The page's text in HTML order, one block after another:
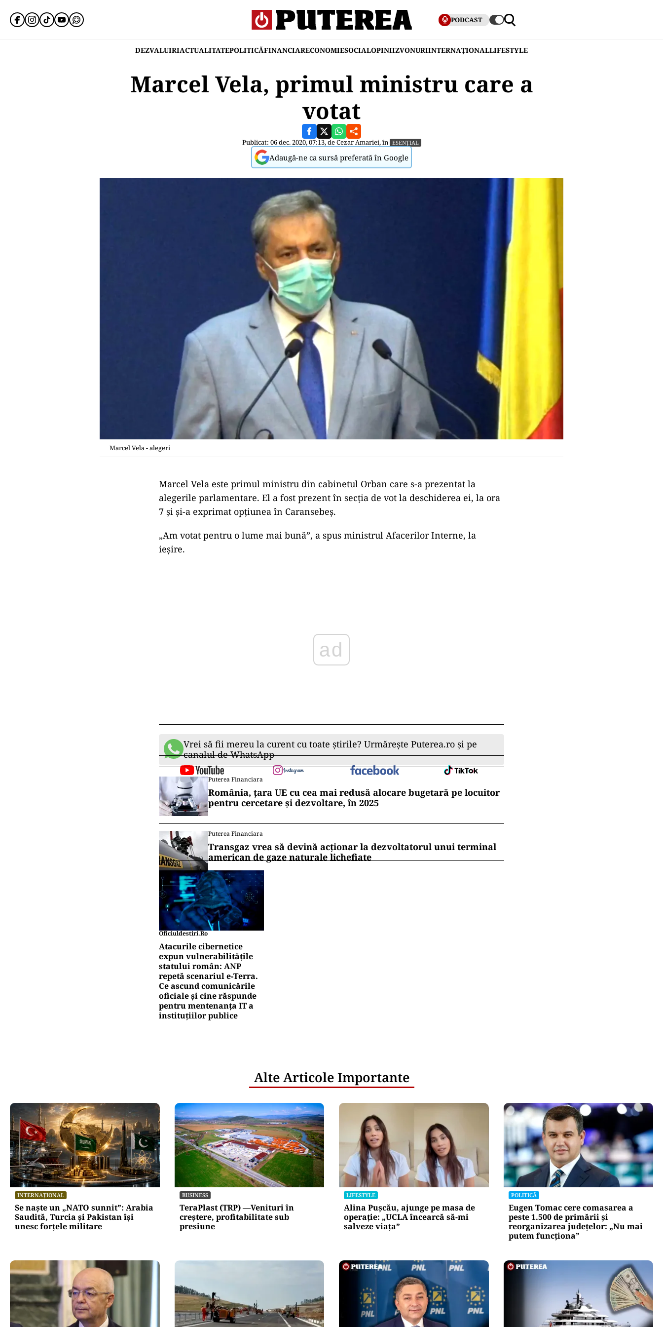
PODCAST
DEZVALUIRIACTUALITATEPOLITICĂFINANCIARECONOMIESOCIALOPINIIZVONURIINTERNAȚIONALLIFESTYLE
Marcel Vela, primul ministru care a
votat
Publicat: 06 dec. 2020, 07:13, deCezar Amariei, în ESENȚIAL
Adaugă-ne ca sursă preferată în Google
Marcel Vela - alegeri
Marcel Vela este primul ministru din cabinetul Orban care s-a prezentat la
alegerile parlamentare. El a fost prezent în secția de vot la deschiderea ei, la ora
7 și și-a exprimat opțiunea în Caransebeș.
„Am votat pentru o lume mai bună”, a spus ministrul Afacerilor Interne, la
ieșire.
Vrei să fii mereu la curent cu toate știrile? Urmărește Puterea.ro și pe
canalul de WhatsApp
Puterea Financiara
România, țara UE cu cea mai redusă alocare bugetară pe locuitor
pentru cercetare și dezvoltare, în 2025
Puterea Financiara
Transgaz vrea să devină acționar la dezvoltatorul unui terminal
american de gaze naturale lichefiate
Oficiuldestiri.ro
Atacurile cibernetice
expun vulnerabilitățile
statului român: ANP
repetă scenariul e‑Terra.
Ce ascund comunicările
oficiale și cine răspunde
pentru mentenanța IT a
instituțiilor publice
Alte Articole Importante
INTERNAȚIONAL
Se naște un „NATO sunnit”: Arabia
Saudită, Turcia și Pakistan își
unesc forțele militare
BUSINESS
TeraPlast (TRP) —Venituri în
creștere, profitabilitate sub
presiune
LIFESTYLE
Alina Pușcău, ajunge pe masa de
operație: „UCLA încearcă să-mi
salveze viața”
POLITICĂ
Eugen Tomac cere comasarea a
peste 1.500 de primării și
reorganizarea județelor: „Nu mai
putem funcționa”